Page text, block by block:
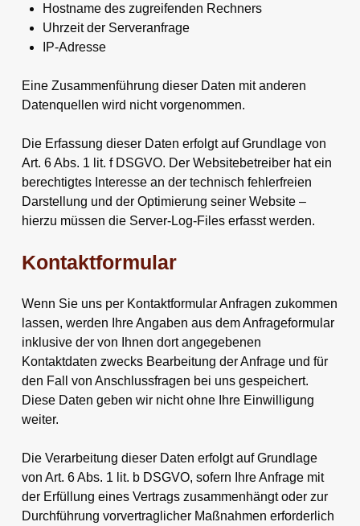
Hostname des zugreifenden Rechners
Uhrzeit der Serveranfrage
IP-Adresse
Eine Zusammenführung dieser Daten mit anderen
Datenquellen wird nicht vorgenommen.
Die Erfassung dieser Daten erfolgt auf Grundlage von
Art. 6 Abs. 1 lit. f DSGVO. Der Websitebetreiber hat ein
berechtigtes Interesse an der technisch fehlerfreien
Darstellung und der Optimierung seiner Website –
hierzu müssen die Server-Log-Files erfasst werden.
Kontaktformular
Wenn Sie uns per Kontaktformular Anfragen zukommen
lassen, werden Ihre Angaben aus dem Anfrageformular
inklusive der von Ihnen dort angegebenen
Kontaktdaten zwecks Bearbeitung der Anfrage und für
den Fall von Anschlussfragen bei uns gespeichert.
Diese Daten geben wir nicht ohne Ihre Einwilligung
weiter.
Die Verarbeitung dieser Daten erfolgt auf Grundlage
von Art. 6 Abs. 1 lit. b DSGVO, sofern Ihre Anfrage mit
der Erfüllung eines Vertrags zusammenhängt oder zur
Durchführung vorvertraglicher Maßnahmen erforderlich